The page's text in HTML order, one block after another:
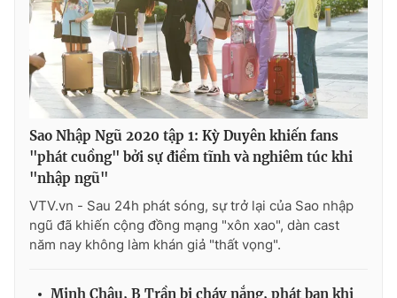
Sao Nhập Ngũ 2020 tập 1: Kỳ Duyên khiến fans
"phát cuồng" bởi sự điềm tĩnh và nghiêm túc khi
"nhập ngũ"
VTV.vn - Sau 24h phát sóng, sự trở lại của Sao nhập
ngũ đã khiến cộng đồng mạng "xôn xao", dàn cast
năm nay không làm khán giả "thất vọng".
Minh Châu, B Trần bị cháy nắng, phát ban khi